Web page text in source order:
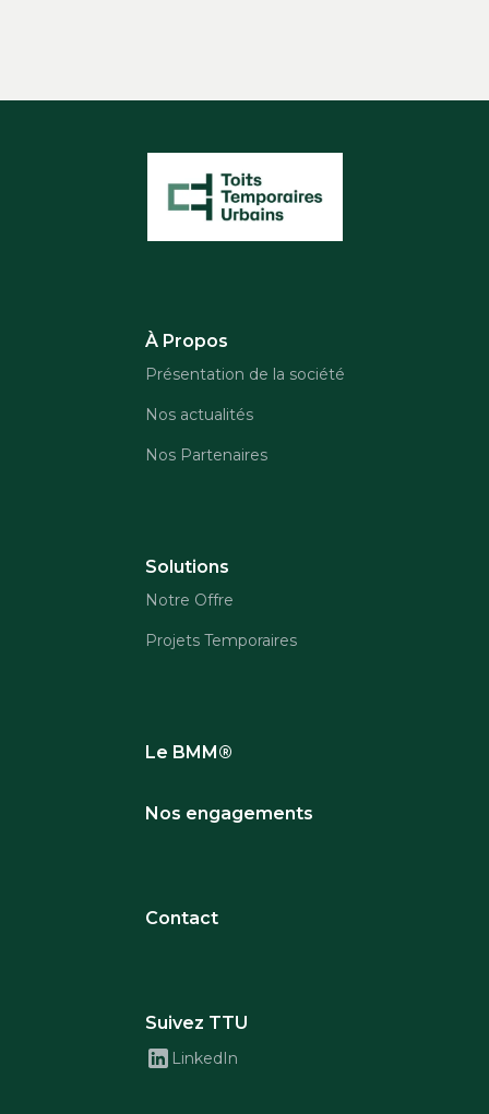
À Propos
Présentation de la société
Nos actualités
Nos Partenaires
Solutions
Notre Offre
Projets Temporaires
Le BMM®
Nos engagements
Contact
Suivez TTU
LinkedIn